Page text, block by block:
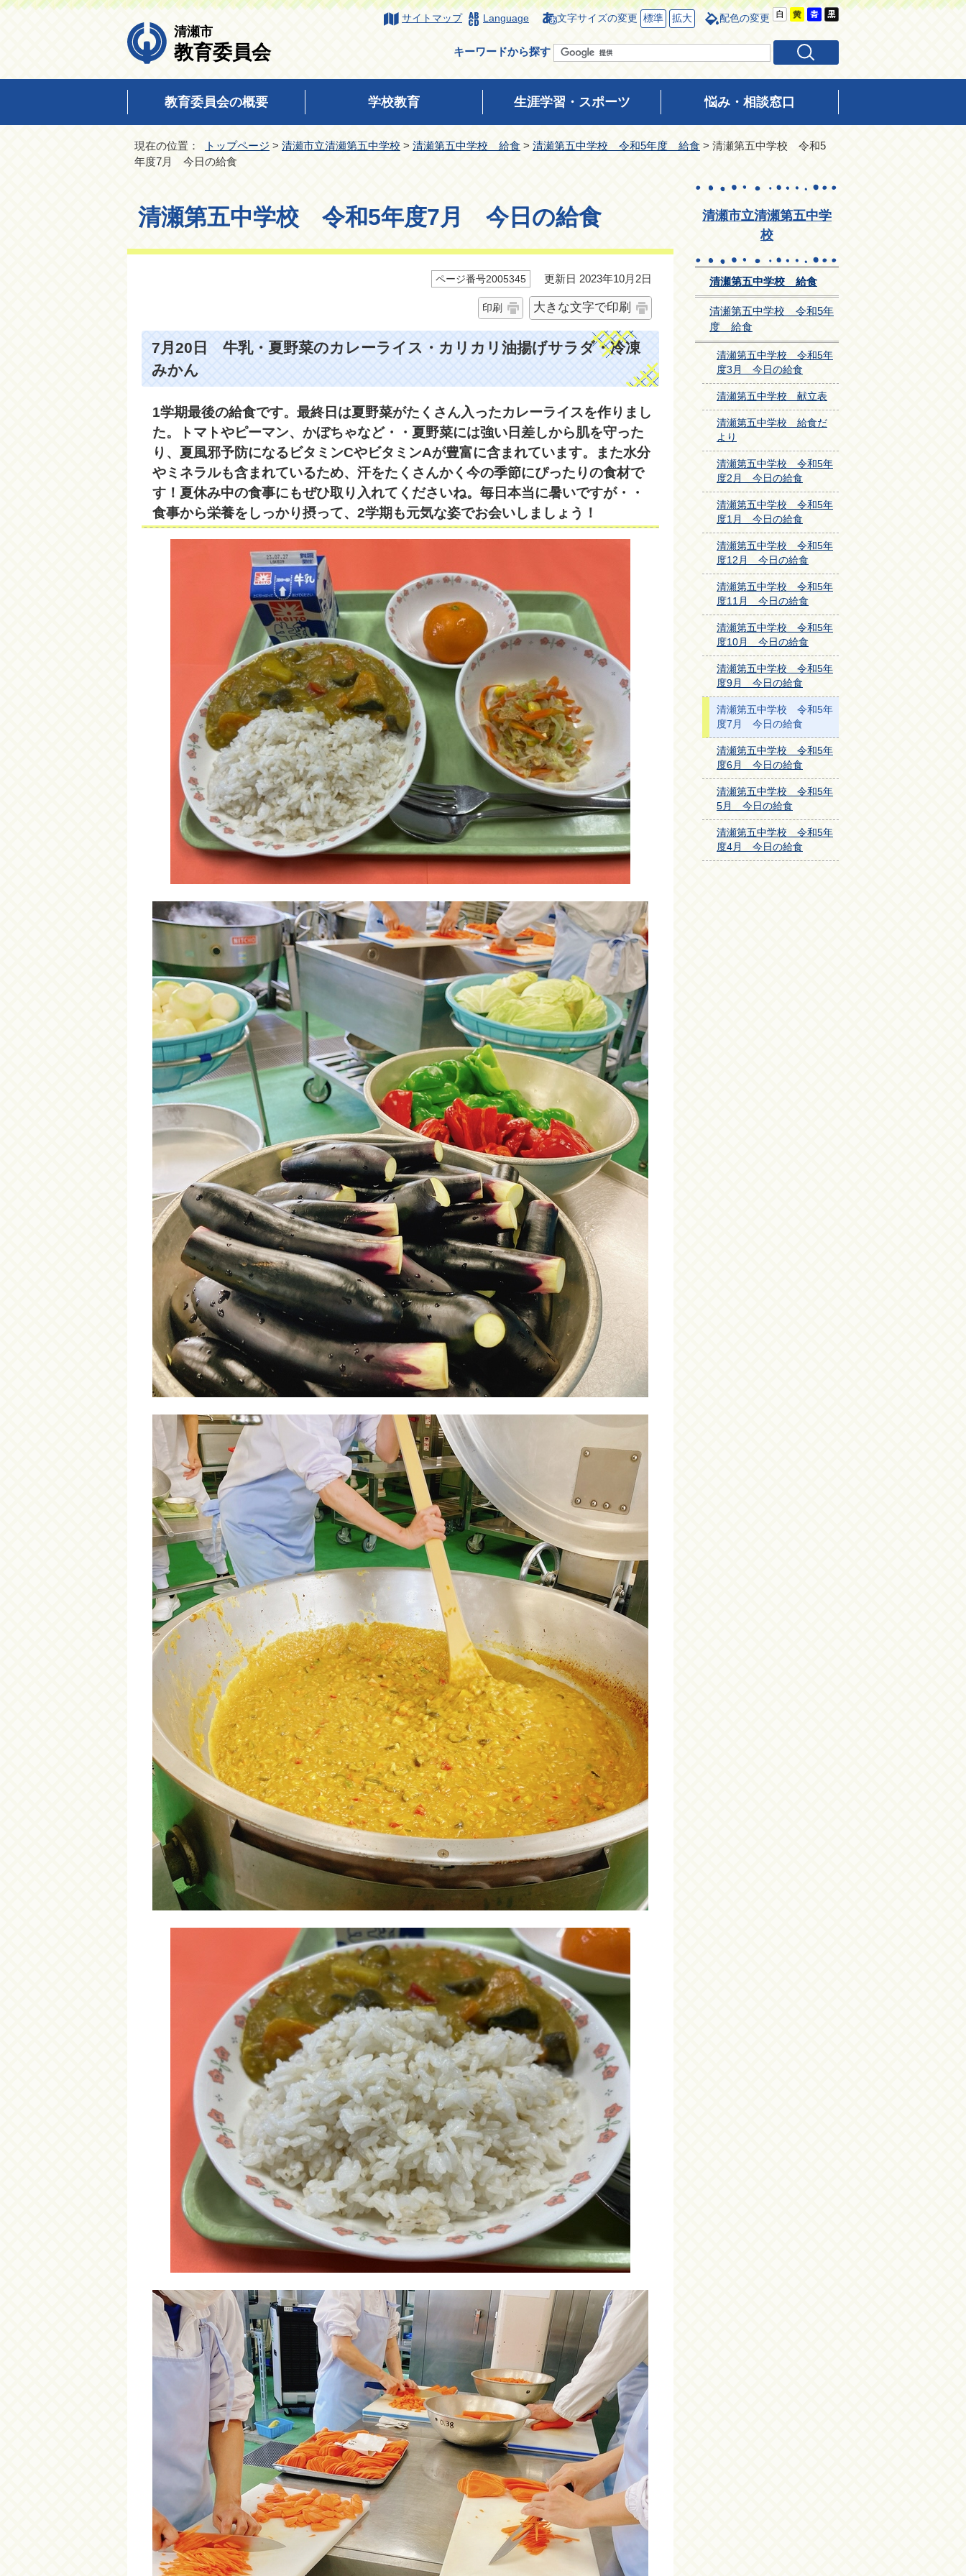
清瀬市
教育委員会
サイトマップ Language 文字サイズの変更 標準 拡大 配色の変更
キーワードから探す
教育委員会の概要 学校教育 生涯学習・スポーツ 悩み・相談窓口
現在の位置： トップページ > 清瀬市立清瀬第五中学校 > 清瀬第五中学校 給食 > 清瀬第五中学校 令和5年度 給食 > 清瀬第五中学校 令和5
年度7月 今日の給食
清瀬第五中学校 令和5年度7月 今日の給食
ページ番号2005345 更新日 2023年10月2日
印刷 大きな文字で印刷
7月20日 牛乳・夏野菜のカレーライス・カリカリ油揚げサラダ・冷凍
みかん
1学期最後の給食です。最終日は夏野菜がたくさん入ったカレーライスを作りまし
た。トマトやピーマン、かぼちゃなど・・夏野菜には強い日差しから肌を守った
り、夏風邪予防になるビタミンCやビタミンAが豊富に含まれています。また水分
やミネラルも含まれているため、汗をたくさんかく今の季節にぴったりの食材で
す！夏休み中の食事にもぜひ取り入れてくださいね。毎日本当に暑いですが・・
食事から栄養をしっかり摂って、2学期も元気な姿でお会いしましょう！
清瀬市立清瀬第五中学
校
清瀬第五中学校 給食
清瀬第五中学校 令和5年
度 給食
清瀬第五中学校 令和5年
度3月 今日の給食
清瀬第五中学校 献立表
清瀬第五中学校 給食だ
より
清瀬第五中学校 令和5年
度2月 今日の給食
清瀬第五中学校 令和5年
度1月 今日の給食
清瀬第五中学校 令和5年
度12月 今日の給食
清瀬第五中学校 令和5年
度11月 今日の給食
清瀬第五中学校 令和5年
度10月 今日の給食
清瀬第五中学校 令和5年
度9月 今日の給食
清瀬第五中学校 令和5年
度7月 今日の給食
清瀬第五中学校 令和5年
度6月 今日の給食
清瀬第五中学校 令和5年
5月 今日の給食
清瀬第五中学校 令和5年
度4月 今日の給食